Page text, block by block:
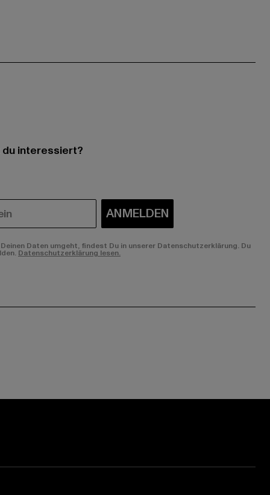
interessiert?
ANMELDEN
Daten umgeht, findest Du in unserer Datenschutzerklärung. Du
Datenschutzerklärung lesen.